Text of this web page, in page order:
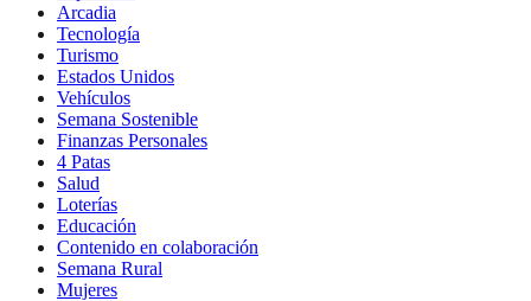
Arcadia
Tecnología
Turismo
Estados Unidos
Vehículos
Semana Sostenible
Finanzas Personales
4 Patas
Salud
Loterías
Educación
Contenido en colaboración
Semana Rural
Mujeres